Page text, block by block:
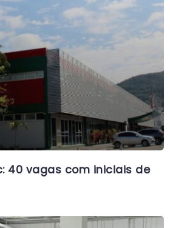
40 vagas com iniciais de